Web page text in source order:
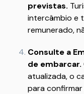
previstas.
intercâmbio e
remunerado,
Consulte a
de embarcar.
atualizada, o
para